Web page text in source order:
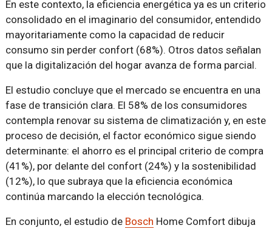
En este contexto, la eficiencia energética ya es un criterio
consolidado en el imaginario del consumidor, entendido
mayoritariamente como la capacidad de reducir
consumo sin perder confort (68%). Otros datos señalan
que la digitalización del hogar avanza de forma parcial.
El estudio concluye que el mercado se encuentra en una
fase de transición clara. El 58% de los consumidores
contempla renovar su sistema de climatización y, en este
proceso de decisión, el factor económico sigue siendo
determinante: el ahorro es el principal criterio de compra
(41%), por delante del confort (24%) y la sostenibilidad
(12%), lo que subraya que la eficiencia económica
continúa marcando la elección tecnológica.
En conjunto, el estudio de Bosch Home Comfort dibuja